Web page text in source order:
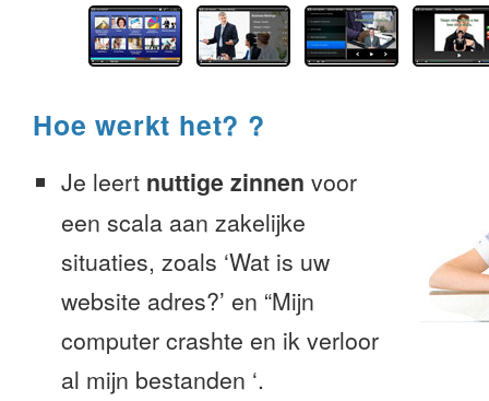
Hoe werkt het? ?
Je leert nuttige zinnen voor
een scala aan zakelijke
situaties, zoals ‘Wat is uw
website adres?’ en “Mijn
computer crashte en ik verloor
al mijn bestanden ‘.